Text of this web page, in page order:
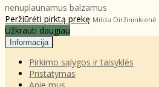
nenuplaunamus balzamus
Peržiūrėti pirktą prekę Milda Diržininkienė
Užkrauti daugiau
Informacija
Pirkimo sąlygos ir taisyklės
Pristatymas